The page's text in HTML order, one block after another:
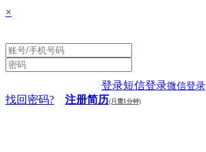
×
登录短信登录微信登录
找回密码? 注册简历(只需1分钟)